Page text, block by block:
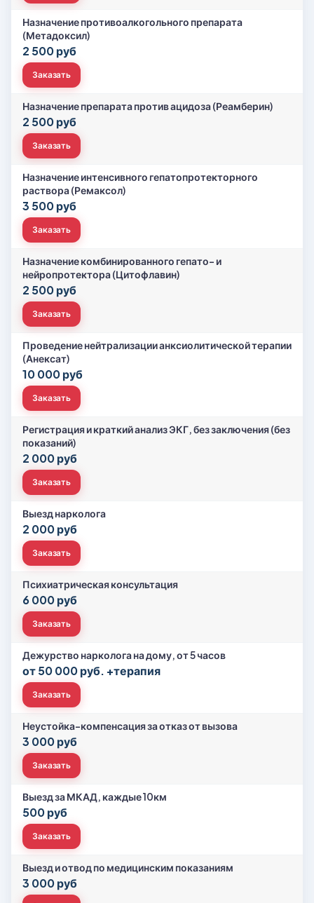
Назначение противоалкогольного препарата
(Метадоксил)
2 500 руб
Заказать
Назначение препарата против ацидоза (Реамберин)
2 500 руб
Заказать
Назначение интенсивного гепатопротекторного
раствора (Ремаксол)
3 500 руб
Заказать
Назначение комбинированного гепато- и
нейропротектора (Цитофлавин)
2 500 руб
Заказать
Проведение нейтрализации анксиолитической терапии
(Анексат)
10 000 руб
Заказать
Регистрация и краткий анализ ЭКГ, без заключения (без
показаний)
2 000 руб
Заказать
Выезд нарколога
2 000 руб
Заказать
Психиатрическая консультация
6 000 руб
Заказать
Дежурство нарколога на дому, от 5 часов
от 50 000 руб. +терапия
Заказать
Неустойка-компенсация за отказ от вызова
3 000 руб
Заказать
Выезд за МКАД, каждые 10км
500 руб
Заказать
Выезд и отвод по медицинским показаниям
3 000 руб